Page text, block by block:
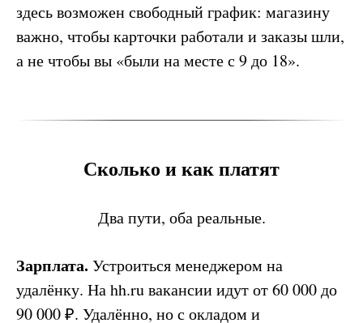
здесь возможен свободный график: магазину
важно, чтобы карточки работали и заказы шли,
а не чтобы вы «были на месте с 9 до 18».
Сколько и как платят
Два пути, оба реальные.
Зарплата. Устроиться менеджером на
удалёнку. На hh.ru вакансии идут от 60 000 до
90 000 ₽. Удалённо, но с окладом и